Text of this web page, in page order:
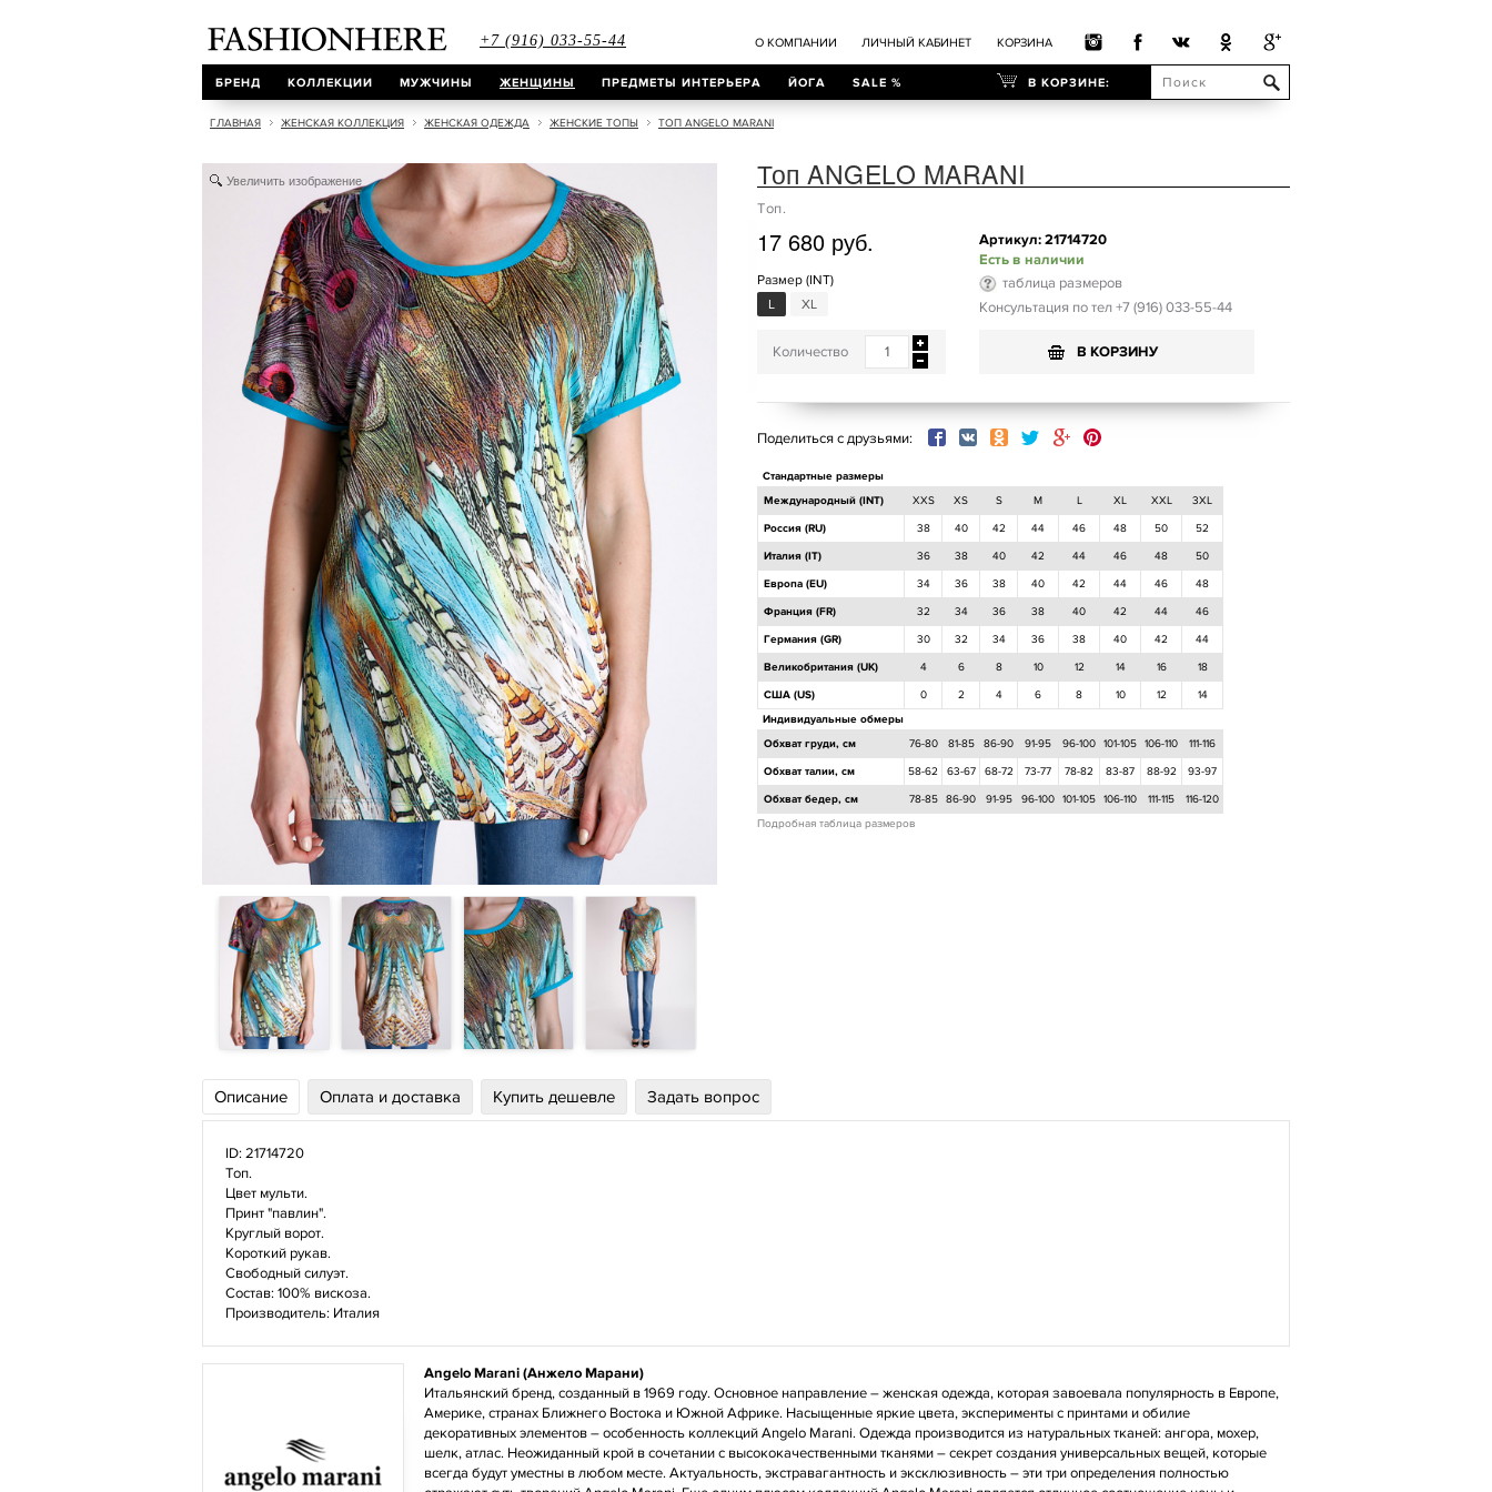
+7 (916) 033-55-44 О КОМПАНИИ ЛИЧНЫЙ КАБИНЕТ КОРЗИНА
В КОРЗИНЕ:
БРЕНД КОЛЛЕКЦИИ МУЖЧИНЫ ЖЕНЩИНЫ ПРЕДМЕТЫ ИНТЕРЬЕРА ЙОГА SALE %
ГЛАВНАЯ ЖЕНСКАЯ КОЛЛЕКЦИЯ ЖЕНСКАЯ ОДЕЖДА ЖЕНСКИЕ ТОПЫ ТОП ANGELO MARANI
Увеличить изображение Топ ANGELO MARANI
Топ.
17 680 руб.
Артикул: 21714720
Есть в наличии
Размер (INT)
L
XL
таблица размеров
Консультация по тел +7 (916) 033-55-44
Количество В КОРЗИНУ
Поделиться с друзьями:
Стандартные размеры
Международный (INT)
XXS XS S M L XL XXL 3XL
Россия (RU) 38 40 42 44 46 48 50 52
Италия (IT) 36 38 40 42 44 46 48 50
Европа (EU) 34 36 38 40 42 44 46 48
Франция (FR) 32 34 36 38 40 42 44 46
Германия (GR) 30 32 34 36 38 40 42 44
Великобритания (UK) 4 6 8 10 12 14 16 18
США (US) 0 2 4 6 8 10 12 14
Индивидуальные обмеры
Обхват груди, см
76-80 81-85 86-90 91-95 96-100 101-105 106-110 111-116
Обхват талии, см 58-62 63-67 68-72 73-77 78-82 83-87 88-92 93-97
Обхват бедер, см 78-85 86-90 91-95 96-100 101-105 106-110 111-115
116-120
Подробная таблица размеров
Описание Оплата и доставка Купить дешевле Задать вопрос
ID: 21714720
Топ.
Цвет мульти.
Принт "павлин".
Круглый ворот.
Короткий рукав.
Свободный силуэт.
Состав: 100% вискоза.
Производитель: Италия
Angelo Marani (Анжело Марани)
Итальянский бренд, созданный в 1969 году. Основное направление – женская одежда, которая завоевала популярность в Европе,
Америке, странах Ближнего Востока и Южной Африке. Насыщенные яркие цвета, эксперименты с принтами и обилие
декоративных элементов – особенность коллекций Angelo Marani. Одежда производится из натуральных тканей: ангора, мохер,
шелк, атлас. Неожиданный крой в сочетании с высококачественными тканями – секрет создания универсальных вещей, которые
всегда будут уместны в любом месте. Актуальность, экстравагантность и эксклюзивность – эти три определения полностью